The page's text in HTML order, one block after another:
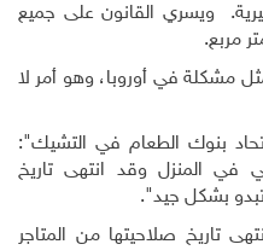
ويسري القانون على جميع
مشكلة في أوروبا، وهو أمر لا
بنوك الطعام في التشيك":
في المنزل وقد انتهى تاريخ
بشكل جيد".
تاريخ صلاحيتها من المتاجر